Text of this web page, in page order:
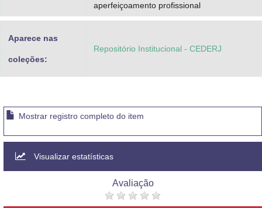
aperfeiçoamento profissional
Aparece nas
coleções:
Repositório Institucional - CEDERJ
Mostrar registro completo do item
Visualizar estatísticas
Avaliação